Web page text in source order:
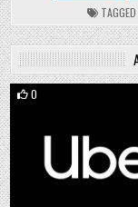
TAGGED
0